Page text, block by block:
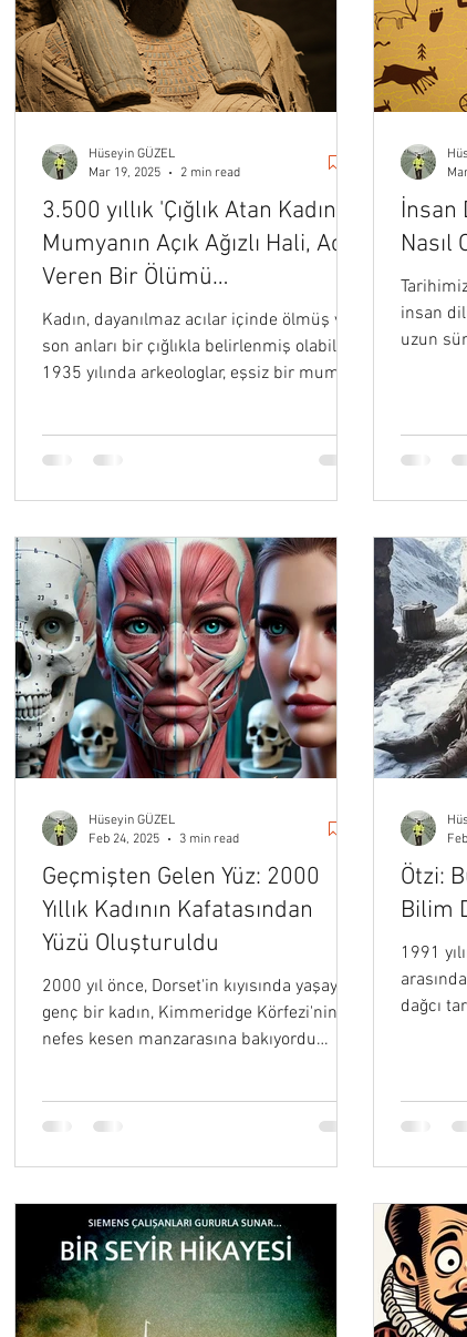
Stoacılık Medium Darius Foroux
3.500 yıllık 'Çığlık Atan Kadın'
Mumyanın Açık Ağızlı Hali, Acı
Veren Bir Ölümü
Düşündürüyor
Kadın, dayanılmaz acılar içinde ölmüş ve
son anları bir çığlıkla belirlenmiş olabilir...
1935 yılında arkeologlar, eşsiz bir mumya
Hüseyin GÜZEL
Mar 19, 2025
2 min read
İnsan
Nasıl
insan
uzun
Geçmişten Gelen Yüz: 2000
Yıllık Kadının Kafatasından
Yüzü Oluşturuldu
2000 yıl önce, Dorset'in kıyısında yaşayan
genç bir kadın, Kimmeridge Körfezi'nin
nefes kesen manzarasına bakıyordu…
Hüseyin GÜZEL
Feb 24, 2025
3 min read
Ötzi:
Bilim
1991
dağcı